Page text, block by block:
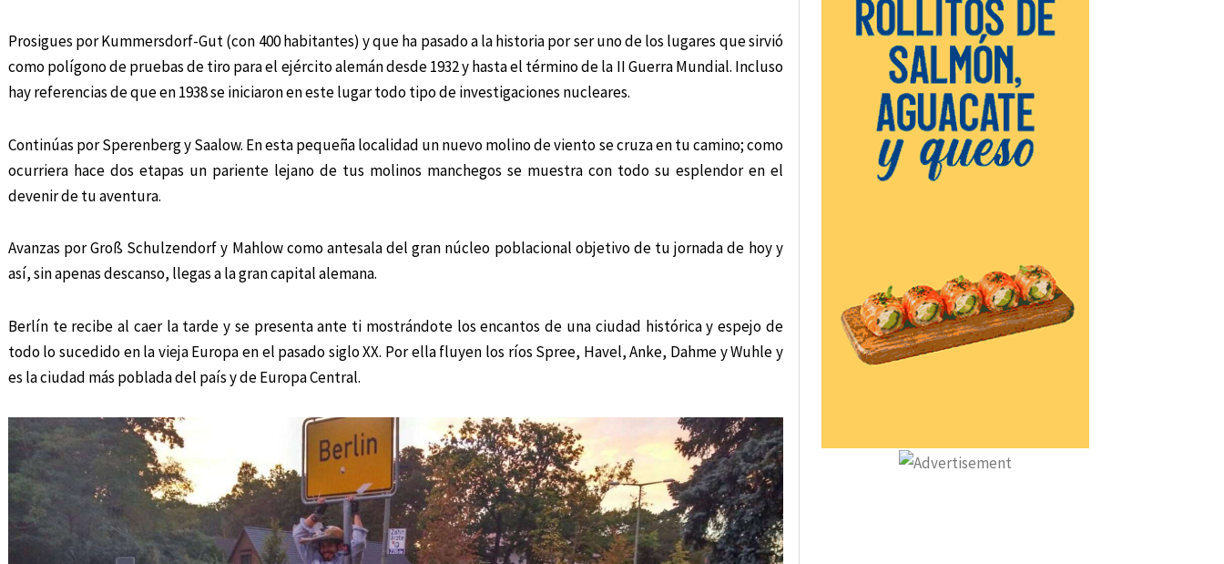
Prosigues por Kummersdorf-Gut (con 400 habitantes) y que ha pasado a la historia por ser uno de los lugares que sirvió
como polígono de pruebas de tiro para el ejército alemán desde 1932 y hasta el término de la II Guerra Mundial. Incluso
hay referencias de que en 1938 se iniciaron en este lugar todo tipo de investigaciones nucleares.
Continúas por Sperenberg y Saalow. En esta pequeña localidad un nuevo molino de viento se cruza en tu camino; como
ocurriera hace dos etapas un pariente lejano de tus molinos manchegos se muestra con todo su esplendor en el
devenir de tu aventura.
Avanzas por Groß Schulzendorf y Mahlow como antesala del gran núcleo poblacional objetivo de tu jornada de hoy y
así, sin apenas descanso, llegas a la gran capital alemana.
Berlín te recibe al caer la tarde y se presenta ante ti mostrándote los encantos de una ciudad histórica y espejo de
todo lo sucedido en la vieja Europa en el pasado siglo XX. Por ella fluyen los ríos Spree, Havel, Anke, Dahme y Wuhle y
es la ciudad más poblada del país y de Europa Central.